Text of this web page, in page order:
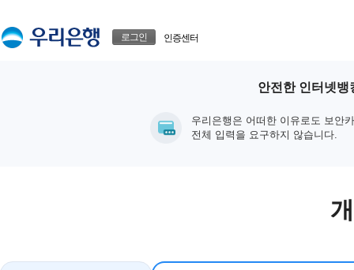
로그인 인증센터
안전한 인터넷뱅
우리은행은 어떠한 이유로도 보안
전체 입력을 요구하지 않습니다.